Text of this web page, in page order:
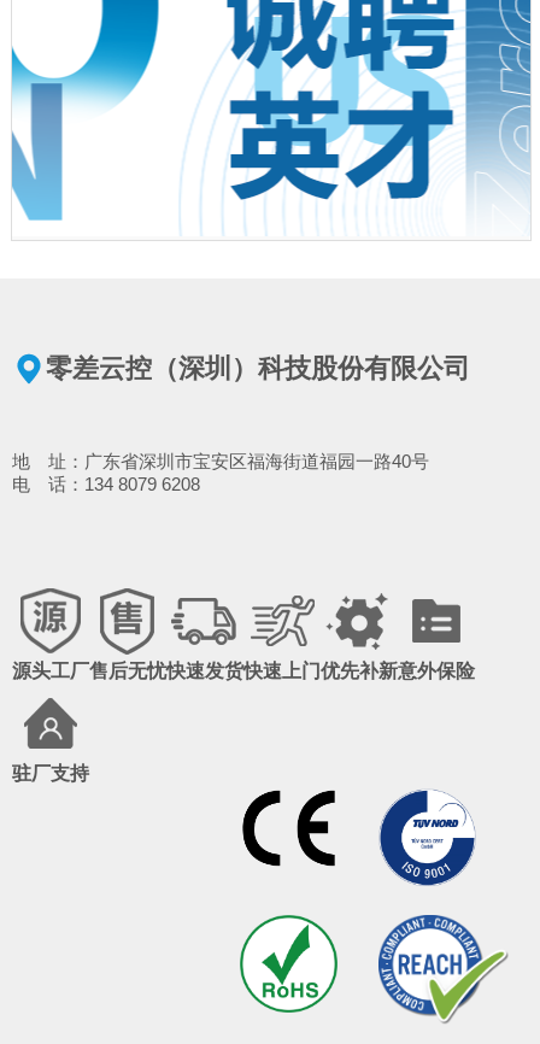
零差云控（深圳）科技股份有限公司
地 址：广东省深圳市宝安区福海街道福园一路40号
电 话：134 8079 6208
源头工厂售后无忧快速发货快速上门优先补新意外保险
驻厂支持